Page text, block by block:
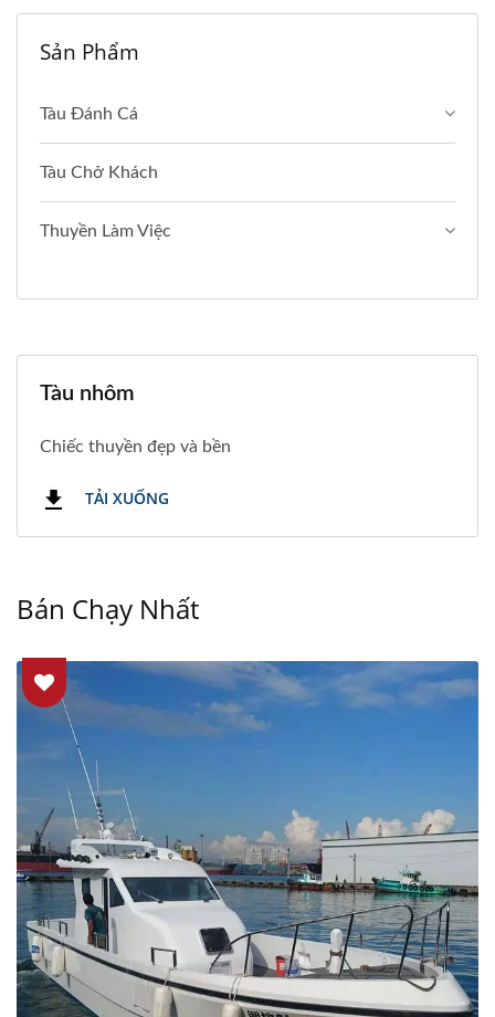
Sản Phẩm
Tàu Đánh Cá
Tàu Chở Khách
Thuyền Làm Việc
Tàu nhôm
Chiếc thuyền đẹp và bền
TẢI XUỐNG
Bán Chạy Nhất